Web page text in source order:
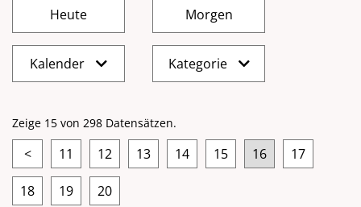
Kalender Kategorie
Zeige 15 von 298 Datensätzen.
< 11 12 13 14 15 16 17
18 19 20